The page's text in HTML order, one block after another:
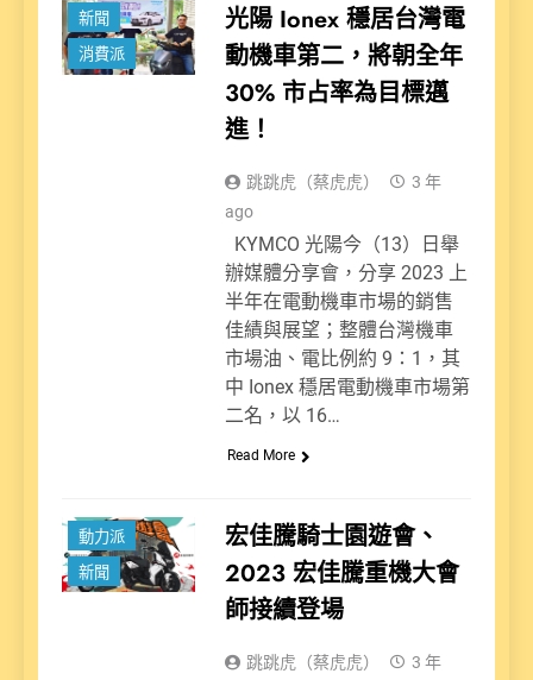
新聞
消費派
光陽 Ionex 穩居台灣電
動機車第二，將朝全年
30% 市占率為目標邁
進！
跳跳虎（蔡虎虎）
3 年
ago
KYMCO 光陽今（13）日舉
辦媒體分享會，分享 2023 上
半年在電動機車市場的銷售
佳績與展望；整體台灣機車
市場油、電比例約 9：1，其
中 Ionex 穩居電動機車市場第
二名，以 16…
Read More
動力派
新聞
宏佳騰騎士園遊會、
2023 宏佳騰重機大會
師接續登場
跳跳虎（蔡虎虎）
3 年